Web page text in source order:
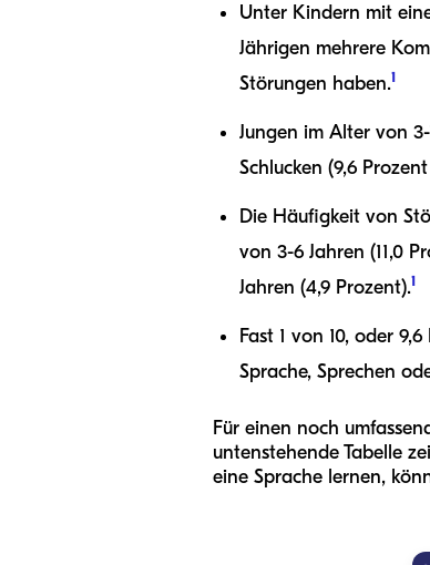
Unter Kindern mit
Jährigen mehrere
Störungen haben.1
Jungen im Alter von
Schlucken (9,6
Die Häufigkeit von
von 3-6 Jahren (11,0
Jahren (4,9 Prozent).1
Fast 1 von 10, oder
Sprache, Sprechen
Für einen noch
untenstehende Tabelle
eine Sprache lernen,